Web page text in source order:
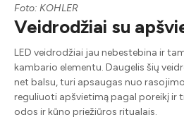
Foto: KOHLER
Veidrodžiai su
LED veidrodžiai jau nebestebina ir
kambario elementu. Daugelis šių
net balsu, turi apsaugas nuo
reguliuoti apšvietimą pagal poreikį ir
odos ir kūno priežiūros ritualais.